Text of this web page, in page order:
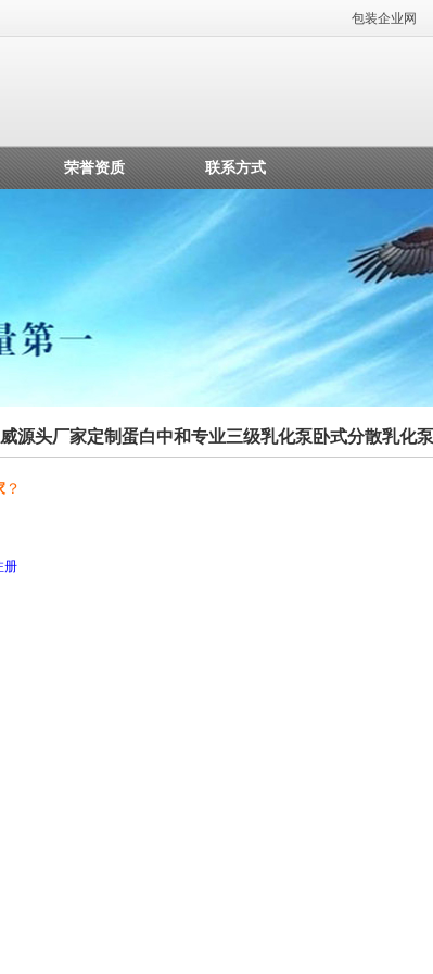
包装企业网
荣誉资质 联系方式
源头厂家定制蛋白中和专业三级乳化泵卧式分散乳化
？
册